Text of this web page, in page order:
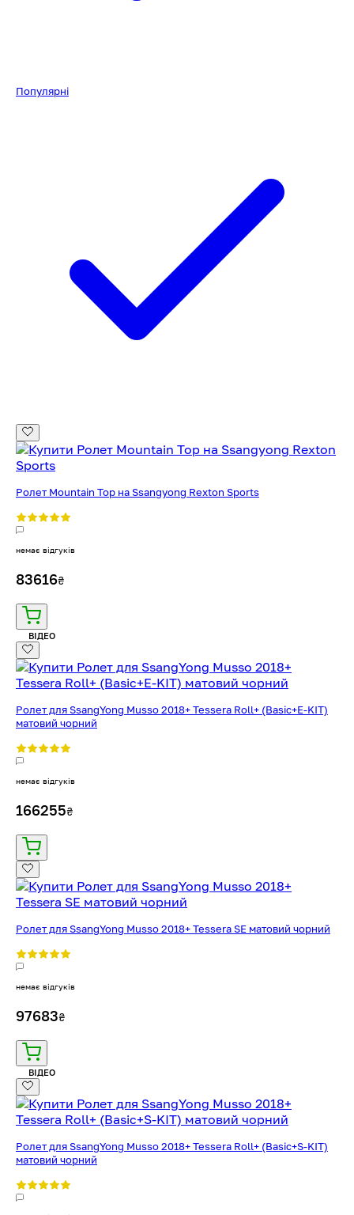
Популярні
Ролет Mountain Top на Ssangyong Rexton Sports
немає відгуків
83616₴
ВІДЕО
Ролет для SsangYong Musso 2018+ Tessera Roll+ (Basic+E-KIT)
матовий чорний
немає відгуків
166255₴
Ролет для SsangYong Musso 2018+ Tessera SE матовий чорний
немає відгуків
97683₴
ВІДЕО
Ролет для SsangYong Musso 2018+ Tessera Roll+ (Basic+S-KIT)
матовий чорний